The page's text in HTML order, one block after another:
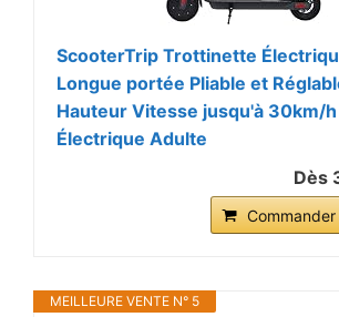
ScooterTrip Trottinette
Longue portée Pliable et
Hauteur Vitesse jusqu'à 30km/
Électrique Adulte
Dès
MEILLEURE VENTE N° 5